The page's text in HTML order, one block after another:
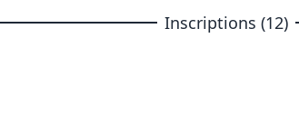
Inscriptions (12)